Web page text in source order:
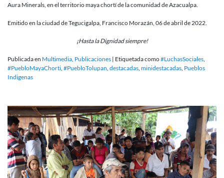
Aura Minerals, en el territorio maya chortí de la comunidad de Azacualpa.
Emitido en la ciudad de Tegucigalpa, Francisco Morazán, 06 de abril de 2022.
¡Hasta la Dignidad siempre!
Publicada en Multimedia Publicaciones | Etiquetada como#LuchasSociales
#PuebloMayaChorti #PuebloTolupan destacadas minidestacadas Pueblos
Indigenas